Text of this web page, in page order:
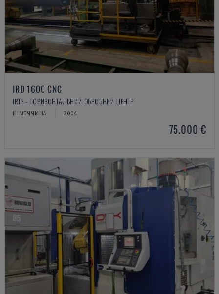
IRD 1600 CNC
IRLE - ГОРИЗОНТАЛЬНИЙ ОБРОБНИЙ ЦЕНТР
НІМЕЧЧИНА 2004
75.000 €